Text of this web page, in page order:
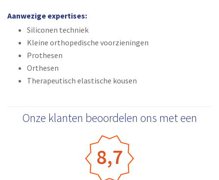
Aanwezige expertises:
Siliconen techniek
Kleine orthopedische voorzieningen
Prothesen
Orthesen
Therapeutisch elastische kousen
Onze klanten beoordelen ons met een
8,7